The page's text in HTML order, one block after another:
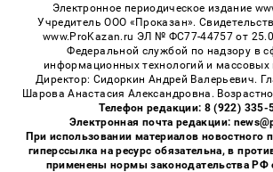
Электронное периодическое издание
Учредитель ООО «Проказан».
www.ProKazan.ru ЭЛ № ФС77-44757 от
Федеральной службой по надзору в
информационных технологий и массовых
Директор: Сидоркин Андрей Валерьевич.
Шарова Анастасия Александровна.
Телефон редакции: 8 (922) 335-
Электронная почта редакции:
При использовании материалов новостного
гиперссылка на ресурс обязательна, в
применены нормы законодательства РФ